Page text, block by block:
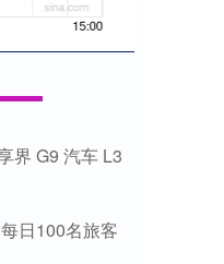
界 G9 汽车 L3
日100名旅客